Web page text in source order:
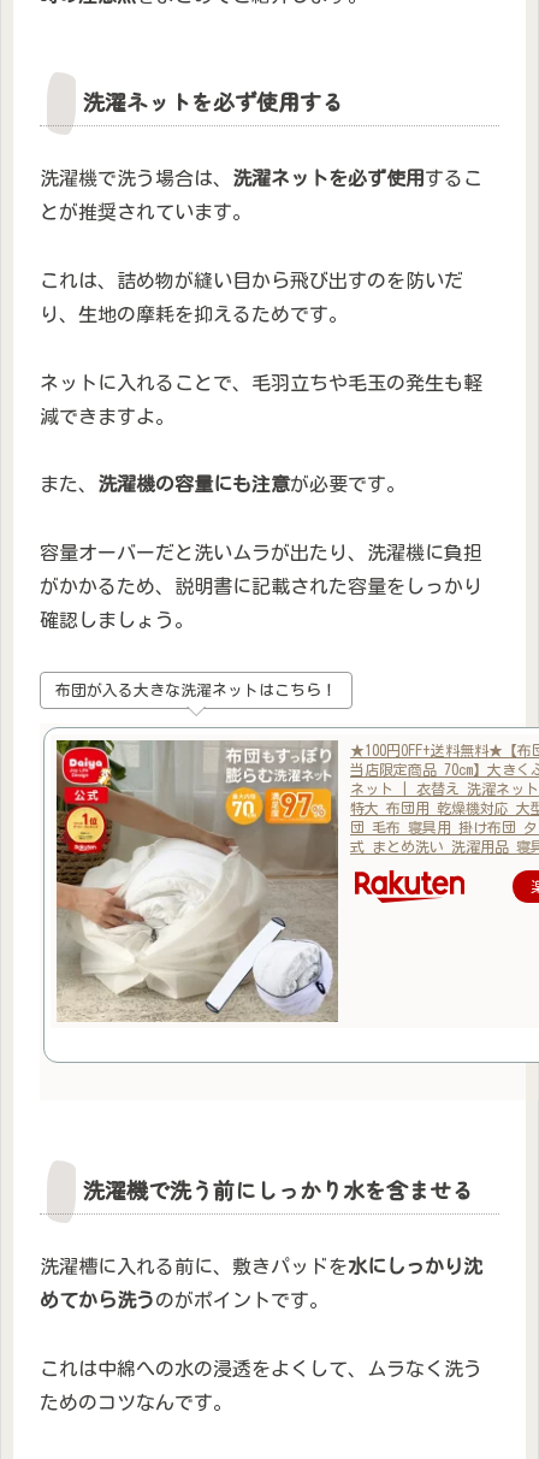
洗濯ネットを必ず使用する
洗濯機で洗う場合は、 洗濯ネットを必ず使用 するこ
とが推奨されています。
これは、詰め物が縫い目から飛び出すのを防いだ
り、生地の摩耗を抑えるためです。
ネットに入れることで、毛羽立ちや毛玉の発生も軽
減できますよ。
また、 洗濯機の容量にも注意が必要です。
容量オーバーだと洗いムラが出たり、洗濯機に負担
がかかるため、説明書に記載された容量をしっかり
確認しましょう。
布団が入る大きな洗濯ネットはこちら！
★100円OFF+送料無料★【布
当店限定商品 70cm】大きく
ネット | 衣替え 洗濯ネッ
特大 布団用 乾燥機対応 大
団 毛布 寝具用 掛け布団
式 まとめ洗い 洗濯用品 寝
洗濯機で洗う前にしっかり水を含ませる
洗濯槽に入れる前に、敷きパッドを水にしっかり沈
めてから洗うのがポイントです。
これは中綿への水の浸透をよくして、ムラなく洗う
ためのコツなんです。